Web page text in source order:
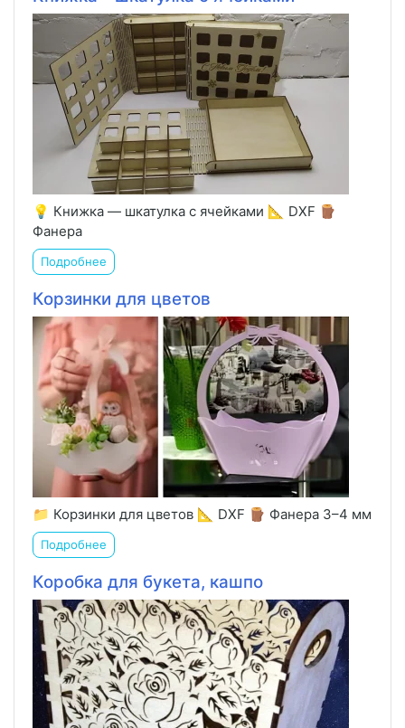
💡 Книжка — шкатулка с ячейками 📐 DXF 🪵
Фанера
Подробнее
Корзинки для цветов
📁 Корзинки для цветов 📐 DXF 🪵 Фанера 3–4 мм
Подробнее
Коробка для букета, кашпо